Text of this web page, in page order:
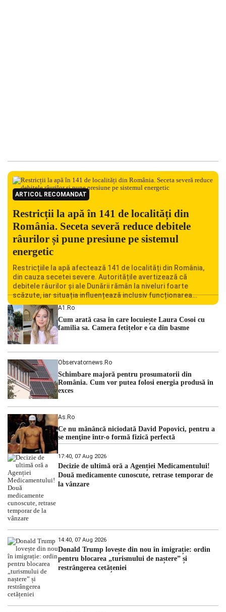
ARTICOL RECOMANDAT
Restricții la apă în 141 de localități din
România. Seceta severă reduce debitele
râurilor și pune presiune pe sistemul
energetic
Restricțiile la apă afectează 141 de localități din România,
din cauza secetei severe. Autoritățile avertizează că
debitele râurilor și ale Dunării rămân la niveluri foarte
scăzute, iar situația influențează inclusiv funcționarea
Centralei Nucleare de la Cernavodă. România se confruntă
cu una dintre cele mai dificile perioade din punct de vedere
hidrologic din ultimii ani. Lipsa […]
A1.ro
Cum arată casa în care locuiește Laura Cosoi cu
familia sa. Camera fetițelor e ca din basme
Observatornews.ro
Schimbare majoră pentru prosumatorii din
România. Cum vor putea folosi energia produsă în
exces
As.ro
Ce nu mănâncă niciodată David Popovici, pentru a
se menţine într-o formă fizică perfectă
17:40, 07 Aug 2026
Decizie de ultimă oră a Agenției Medicamentului!
Două medicamente cunoscute, retrase temporar de
la vânzare
14:40, 07 Aug 2026
Donald Trump lovește din nou în imigrație: ordin
pentru blocarea „turismului de naștere” și
restrângerea cetățeniei